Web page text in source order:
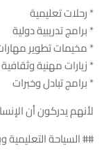
* رحلات تعليمية
* برامج تدريبية دولية
* مخيمات تطوير
* زيارات مهنية وثقافية
* برامج تبادل وخبرات
لأنهم يدركون أن
## السياحة التعليمية